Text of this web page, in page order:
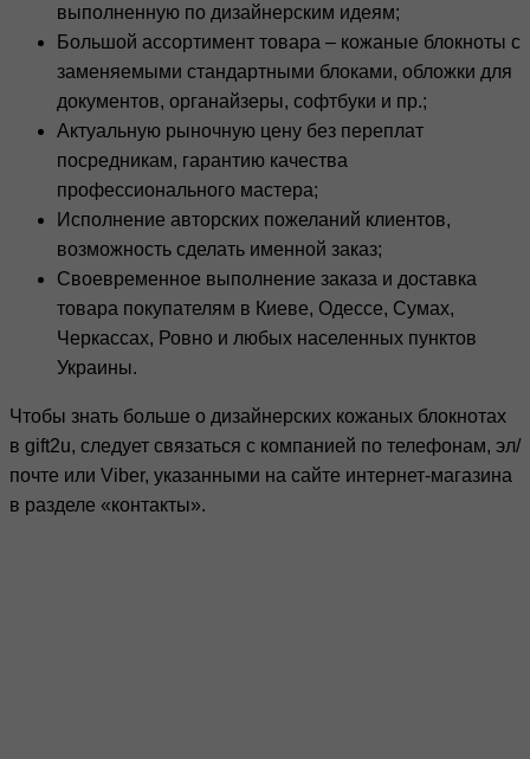
выполненную по дизайнерским идеям;
Большой ассортимент товара – кожаные блокноты с
заменяемыми стандартными блоками, обложки для
документов, органайзеры, софтбуки и пр.;
Актуальную рыночную цену без переплат
посредникам, гарантию качества
профессионального мастера;
Исполнение авторских пожеланий клиентов,
возможность сделать именной заказ;
Своевременное выполнение заказа и доставка
товара покупателям в Киеве, Одессе, Сумах,
Черкассах, Ровно и любых населенных пунктов
Украины.
Чтобы знать больше о дизайнерских кожаных блокнотах
в gift2u, следует связаться с компанией по телефонам, эл/
почте или Viber, указанными на сайте интернет-магазина
в разделе «контакты».